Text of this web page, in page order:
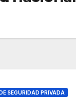
SEGURIDAD PRIVADA